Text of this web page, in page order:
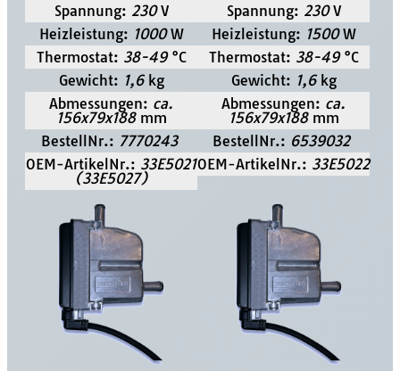
Spannung: 230 V
Heizleistung: 1000 W
Thermostat: 38-49 °C
Gewicht: 1,6 kg
Abmessungen: ca.
156x79x188 mm
BestellNr.: 7770243
OEM-ArtikelNr.: 33E5021
(33E5027)
Spannung: 230 V
Heizleistung: 1500 W
Thermostat: 38-49 °C
Gewicht: 1,6 kg
Abmessungen: ca.
156x79x188 mm
BestellNr.: 6539032
OEM-ArtikelNr.: 33E5022